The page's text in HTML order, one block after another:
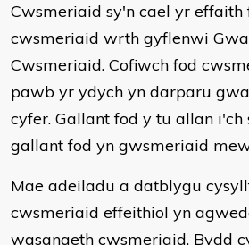
Cwsmeriaid sy'n cael yr
cwsmeriaid wrth gyflenwi
Cwsmeriaid. Cofiwch fod
pawb yr ydych yn darparu
cyfer. Gallant fod y tu allan i'ch
gallant fod yn gwsmeriaid
Mae adeiladu a datblygu
cwsmeriaid effeithiol yn
wasanaeth cwsmeriaid. Bydd